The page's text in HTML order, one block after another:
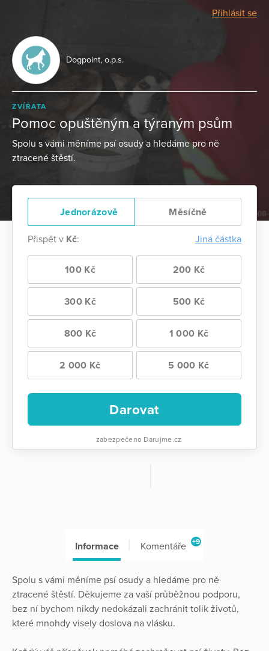
Přihlásit se
Dogpoint, o.p.s.
ZVÍŘATA
Pomoc opuštěným a týraným psům
Spolu s vámi měníme psí osudy a hledáme pro ně
ztracené štěstí.
Jednorázově Měsíčně
Přispět v Kč: Jiná částka
100 Kč 200 Kč
300 Kč 500 Kč
800 Kč 1 000 Kč
2 000 Kč 5 000 Kč
Darovat
zabezpečeno Darujme.cz
Informace Komentáře +9
Spolu s vámi měníme psí osudy a hledáme pro ně
ztracené štěstí. Děkujeme za vaší průběžnou podporu,
bez ní bychom nikdy nedokázali zachránit tolik životů,
které mnohdy visely doslova na vlásku.